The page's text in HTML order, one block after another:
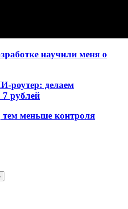
научили меня о
роутер: делаем
рублей
меньше контроля